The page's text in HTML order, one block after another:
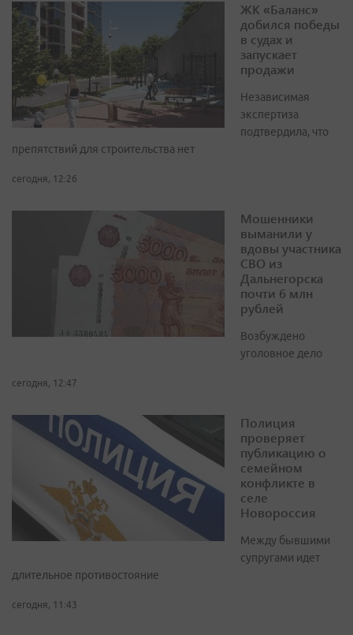
ЖК «Баланс»
добился победы
в судах и
запускает
продажи
Независимая
экспертиза
подтвердила, что
препятствий для строительства нет
сегодня, 12:26
Мошенники
выманили у
вдовы участника
СВО из
Дальнегорска
почти 6 млн
рублей
Возбуждено
уголовное дело
сегодня, 12:47
Полиция
проверяет
публикацию о
семейном
конфликте в
селе
Новороссия
Между бывшими
супругами идет
длительное противостояние
сегодня, 11:43